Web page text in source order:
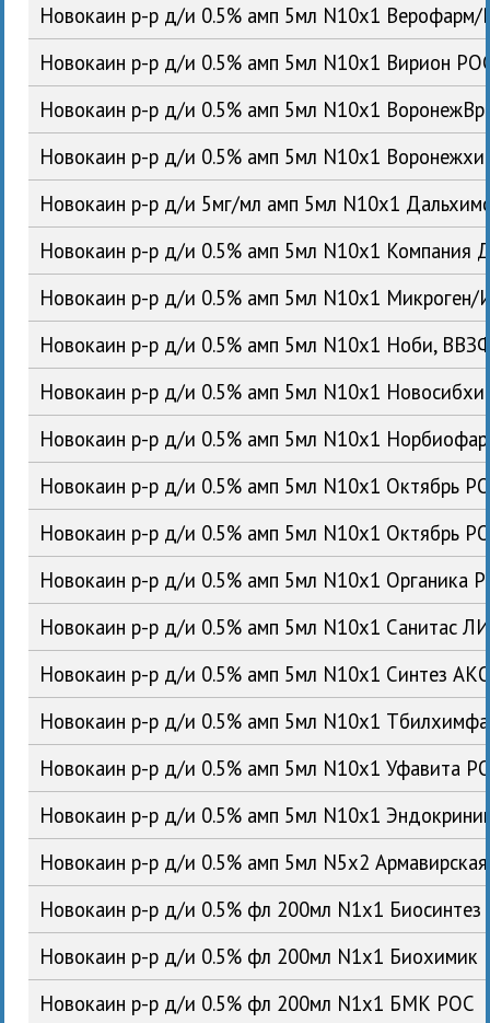
Новокаин р-р д/и 0.5% амп 5мл N10x1
Новокаин р-р д/и 0.5% амп 5мл N10x1 Вирион
Новокаин р-р д/и 0.5% амп 5мл N10x1
Новокаин р-р д/и 0.5% амп 5мл N10x1
Новокаин р-р д/и 5мг/мл амп 5мл N10x1
Новокаин р-р д/и 0.5% амп 5мл N10x1 Компания
Новокаин р-р д/и 0.5% амп 5мл N10x1
Новокаин р-р д/и 0.5% амп 5мл N10x1 Ноби,
Новокаин р-р д/и 0.5% амп 5мл N10x1
Новокаин р-р д/и 0.5% амп 5мл N10x1
Новокаин р-р д/и 0.5% амп 5мл N10x1 Октябрь
Новокаин р-р д/и 0.5% амп 5мл N10x1 Октябрь
Новокаин р-р д/и 0.5% амп 5мл N10x1 Органика
Новокаин р-р д/и 0.5% амп 5мл N10x1 Санитас
Новокаин р-р д/и 0.5% амп 5мл N10x1 Синтез
Новокаин р-р д/и 0.5% амп 5мл N10x1
Новокаин р-р д/и 0.5% амп 5мл N10x1 Уфавита
Новокаин р-р д/и 0.5% амп 5мл N10x1
Новокаин р-р д/и 0.5% амп 5мл N5x2
Новокаин р-р д/и 0.5% фл 200мл N1x1
Новокаин р-р д/и 0.5% фл 200мл N1x1 Биохимик
Новокаин р-р д/и 0.5% фл 200мл N1x1 БМК РОС